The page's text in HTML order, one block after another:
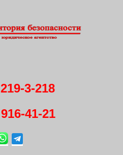
219-3-218
916-41-21